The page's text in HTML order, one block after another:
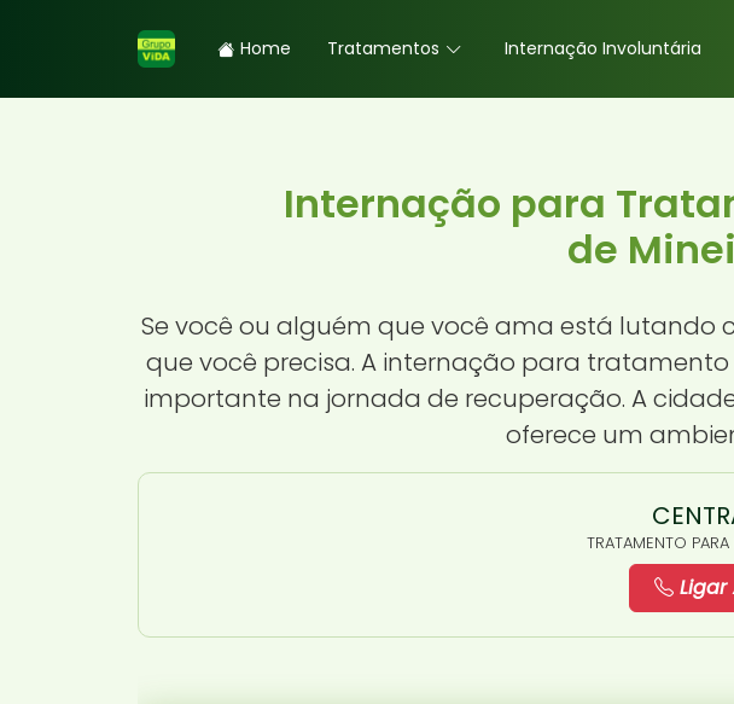
Home Tratamentos Internação Involuntária
Internação para
de
Se você ou alguém que você ama está lutando
que você precisa. A internação para
importante na jornada de recuperação. A
oferece um
TRATAMENTO
Ligar